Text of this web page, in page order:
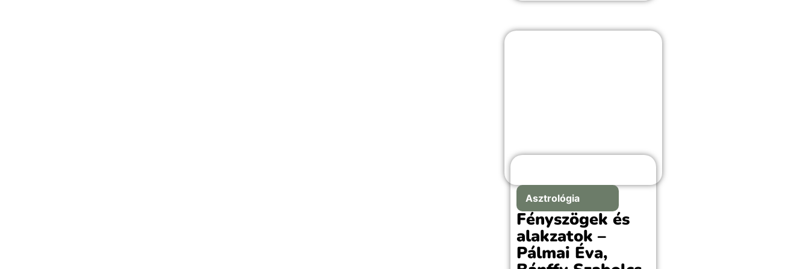
Asztrológia
Fényszögek és
alakzatok –
Pálmai Éva,